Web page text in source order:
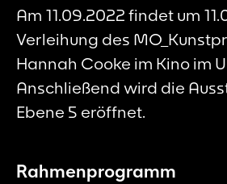
Am 11.09.2022 findet um
Verleihung des
Hannah Cooke im Kino im
Anschließend wird die
Ebene 5 eröffnet.
Rahmenprogramm